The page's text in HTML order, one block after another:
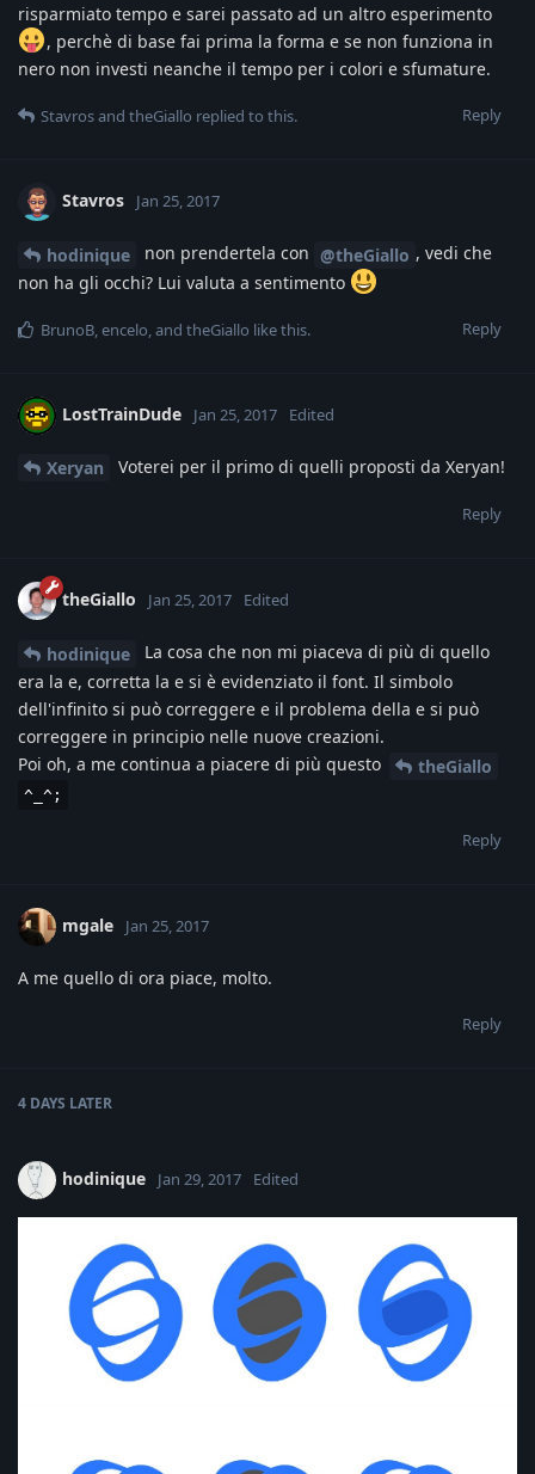
risparmiato tempo e sarei passato ad un altro esperimento
, perchè di base fai prima la forma e se non funziona in
nero non investi neanche il tempo per i colori e sfumature.
Reply
Stavrosand theGiallo replied to this.
Stavros Jan 25, 2017
hodinique non prendertela con @theGiallo , vedi che
non ha gli occhi? Lui valuta a sentimento
Reply
BrunoB,encelo, and theGiallo like this.
LostTrainDude Jan 25, 2017 Edited
Xeryan Voterei per il primo di quelli proposti da Xeryan!
Reply
theGiallo Jan 25, 2017 Edited
hodinique
La cosa che non mi piaceva di più di quello
era la e, corretta la e si è evidenziato il font. Il simbolo
dell'infinito si può correggere e il problema della e si può
correggere in principio nelle nuove creazioni.
Poi oh, a me continua a piacere di più questo
theGiallo
^_^;
Reply
mgale Jan 25, 2017
A me quello di ora piace, molto.
Reply
4 DAYS LATER
hodinique Jan 29, 2017 Edited